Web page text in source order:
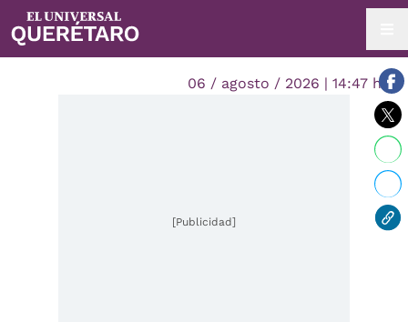
06 / agosto / 2026 | 14:47 hrs.
[Publicidad]